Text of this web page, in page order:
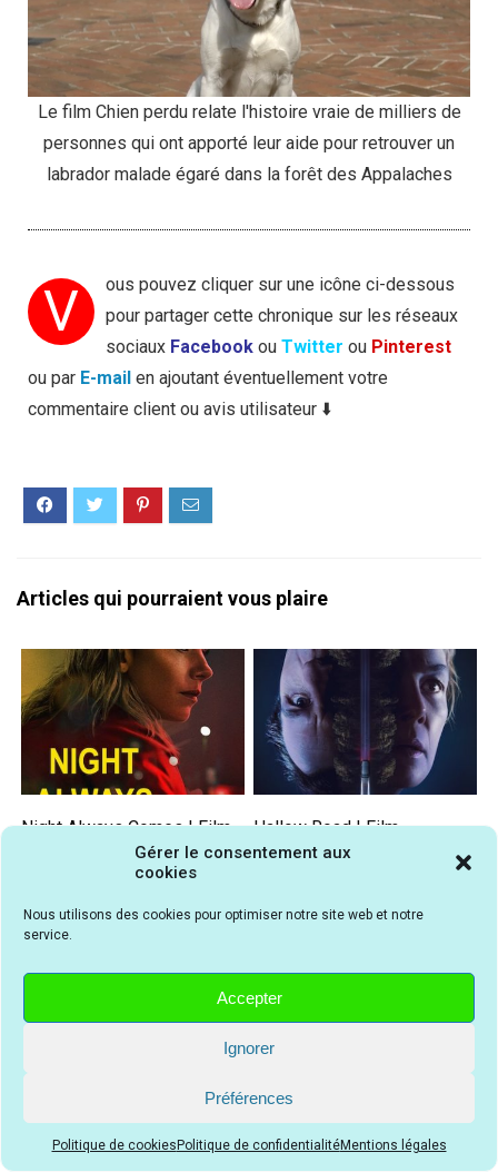
Gérer le consentement aux
cookies
Nous utilisons des cookies pour optimiser notre site web et notre
service.
Accepter
Ignorer
Préférences
Politique de cookies Politique de confidentialitéMentions légales
Le film Chien perdu relate l'histoire vraie de milliers de
personnes qui ont apporté leur aide pour retrouver un
labrador malade égaré dans la forêt des Appalaches
V
ous pouvez cliquer sur une icône ci-dessous
pour partager cette chronique sur les réseaux
sociaux Facebook ou Twitter ou Pinterest
ou par E-mail en ajoutant éventuellement votre
commentaire client ou avis utilisateur ⬇️
Articles qui pourraient vous plaire
Night Always Comes | Film
Hallow Road | Film
stressant
captivant